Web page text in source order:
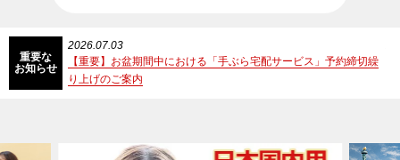
重要な
お知らせ
集配につ
2026.07.03
【重要】お盆期間中における「手ぶら宅配サービス」予約締切繰
り上げのご案内